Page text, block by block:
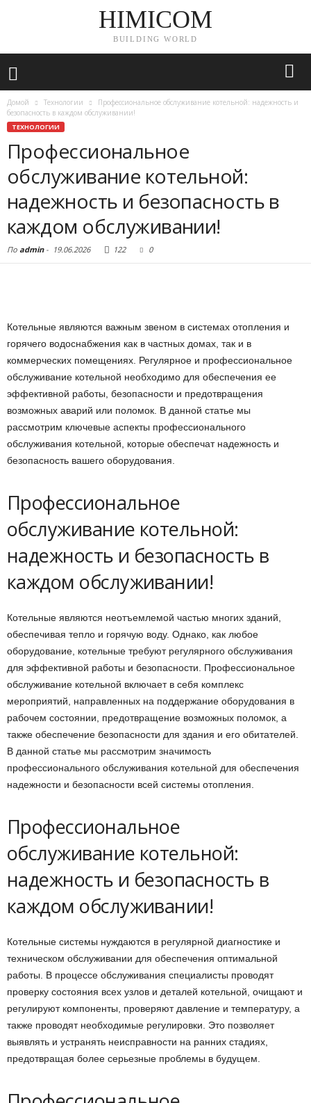
HIMICOM
BUILDING WORLD
Домой Технологии
Профессиональное обслуживание котельной: надежность и
безопасность в каждом обслуживании!
ТЕХНОЛОГИИ
Профессиональное
обслуживание котельной:
надежность и безопасность в
каждом обслуживании!
По admin- 19.06.2026 122 0
Котельные являются важным звеном в системах отопления и
горячего водоснабжения как в частных домах, так и в
коммерческих помещениях. Регулярное и профессиональное
обслуживание котельной необходимо для обеспечения ее
эффективной работы, безопасности и предотвращения
возможных аварий или поломок. В данной статье мы
рассмотрим ключевые аспекты профессионального
обслуживания котельной, которые обеспечат надежность и
безопасность вашего оборудования.
Профессиональное
обслуживание котельной:
надежность и безопасность в
каждом обслуживании!
Котельные являются неотъемлемой частью многих зданий,
обеспечивая тепло и горячую воду. Однако, как любое
оборудование, котельные требуют регулярного обслуживания
для эффективной работы и безопасности. Профессиональное
обслуживание котельной включает в себя комплекс
мероприятий, направленных на поддержание оборудования в
рабочем состоянии, предотвращение возможных поломок, а
также обеспечение безопасности для здания и его обитателей.
В данной статье мы рассмотрим значимость
профессионального обслуживания котельной для обеспечения
надежности и безопасности всей системы отопления.
Профессиональное
обслуживание котельной:
надежность и безопасность в
каждом обслуживании!
Котельные системы нуждаются в регулярной диагностике и
техническом обслуживании для обеспечения оптимальной
работы. В процессе обслуживания специалисты проводят
проверку состояния всех узлов и деталей котельной, очищают и
регулируют компоненты, проверяют давление и температуру, а
также проводят необходимые регулировки. Это позволяет
выявлять и устранять неисправности на ранних стадиях,
предотвращая более серьезные проблемы в будущем.